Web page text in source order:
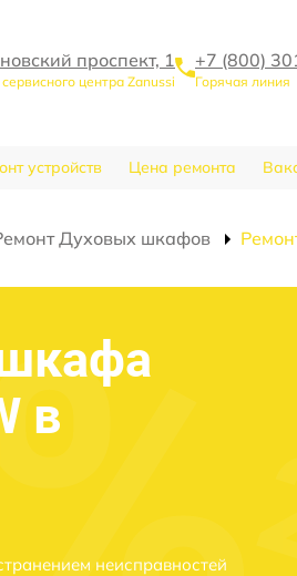
проспект, 1
центра Zanussi
+7 (800)
Горячая линия
устройств Цена ремонта
Духовых шкафов
в
неисправностей